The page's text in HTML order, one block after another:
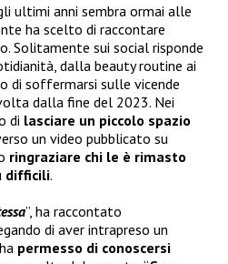
ultimi anni sembra ormai alle
ha scelto di raccontare
Solitamente sui social risponde
dalla beauty routine ai
di soffermarsi sulle vicende
dalla fine del 2023. Nei
di lasciare un piccolo spazio
un video pubblicato su
ringraziare chi le è rimasto
difficili.
”, ha raccontato
di aver intrapreso un
permesso di conoscersi